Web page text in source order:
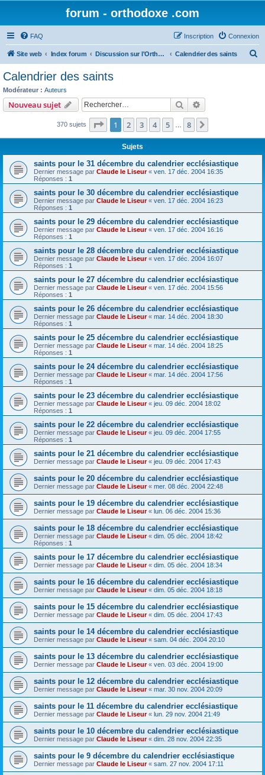
forum - orthodoxe .com
FAQ Connexion
Inscription
Site web Index forum Discussion sur l'Orthodoxie Calendrier des saints
c
Calendrier des saints
Modérateur : Auteurs
Nouveau sujet Rechercher
370 sujets Page 1sur8
1 2 3 4 5 8
Sujets
saints pour le 31 décembre du calendrier ecclésiastique
Dernier message par Claude le Liseur« ven. 17 déc. 2004 16:35
Réponses : 1
saints pour le 30 décembre du calendrier ecclésiastique
Dernier message par Claude le Liseur« ven. 17 déc. 2004 16:23
Réponses : 1
saints pour le 29 décembre du calendrier ecclésiastique
Dernier message par Claude le Liseur« ven. 17 déc. 2004 16:16
Réponses : 1
saints pour le 28 décembre du calendrier ecclésiastique
Dernier message par Claude le Liseur« ven. 17 déc. 2004 16:07
Réponses : 1
saints pour le 27 décembre du calendrier ecclésiastique
Dernier message par Claude le Liseur« ven. 17 déc. 2004 15:56
Réponses : 1
saints pour le 26 décembre du calendrier ecclésiastique
Dernier message par Claude le Liseur« mar. 14 déc. 2004 18:30
Réponses : 1
saints pour le 25 décembre du calendrier ecclésiastique
Dernier message par Claude le Liseur« mar. 14 déc. 2004 18:25
Réponses : 1
saints pour le 24 décembre du calendrier ecclésiastique
Dernier message par Claude le Liseur« mar. 14 déc. 2004 17:56
Réponses : 1
saints pour le 23 décembre du calendrier ecclésiastique
Dernier message par Claude le Liseur« jeu. 09 déc. 2004 18:02
Réponses : 1
saints pour le 22 décembre du calendrier ecclésiastique
Dernier message par Claude le Liseur« jeu. 09 déc. 2004 17:55
Réponses : 1
saints pour le 21 décembre du calendrier ecclésiastique
Dernier message par Claude le Liseur« jeu. 09 déc. 2004 17:43
saints pour le 20 décembre du calendrier ecclésiastique
Dernier message par Claude le Liseur« mer. 08 déc. 2004 22:48
saints pour le 19 décembre du calendrier ecclésiastique
Dernier message par Claude le Liseur« lun. 06 déc. 2004 15:36
saints pour le 18 décembre du calendrier ecclésiastique
Dernier message par Claude le Liseur« dim. 05 déc. 2004 18:42
Réponses : 1
saints pour le 17 décembre du calendrier ecclésiastique
Dernier message par Claude le Liseur« dim. 05 déc. 2004 18:34
saints pour le 16 décembre du calendrier ecclésiastique
Dernier message par Claude le Liseur« dim. 05 déc. 2004 18:18
saints pour le 15 décembre du calendrier ecclésiastique
Dernier message par Claude le Liseur« dim. 05 déc. 2004 17:43
saints pour le 14 décembre du calendrier ecclésiastique
Dernier message par Claude le Liseur« sam. 04 déc. 2004 20:10
saints pour le 13 décembre du calendrier ecclésiastique
Dernier message par Claude le Liseur« ven. 03 déc. 2004 19:00
saints pour le 12 décembre du calendrier ecclésiastique
Dernier message par Claude le Liseur« mar. 30 nov. 2004 20:09
saints pour le 11 décembre du calendrier ecclésiastique
Dernier message par Claude le Liseur« lun. 29 nov. 2004 21:49
saints pour le 10 décembre du calendrier ecclésiastique
Dernier message par Claude le Liseur« dim. 28 nov. 2004 22:35
saints pour le 9 décembre du calendrier ecclésiastique
Dernier message par Claude le Liseur« sam. 27 nov. 2004 17:11